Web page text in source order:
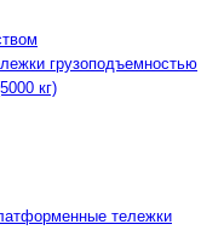
грузоподъемностью
кг)
тележки